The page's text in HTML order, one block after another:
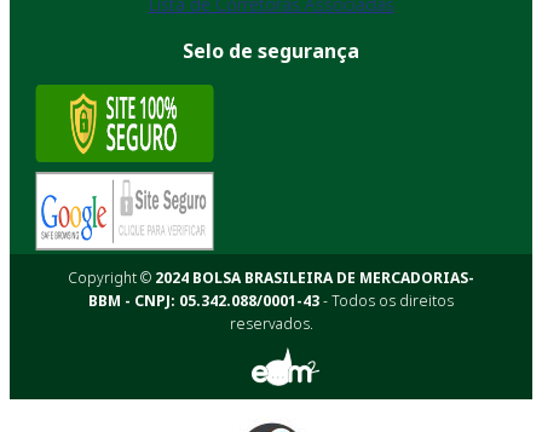
Selo de segurança
Copyright © 2024 BOLSA BRASILEIRA DE MERCADORIAS-
BBM - CNPJ: 05.342.088/0001-43- Todos os direitos
reservados.